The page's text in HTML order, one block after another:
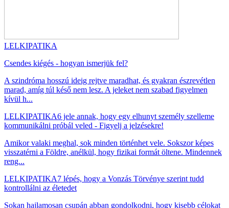
LELKIPATIKA
Csendes kiégés - hogyan ismerjük fel?
A szindróma hosszú ideig rejtve maradhat, és gyakran észrevétlen
marad, amíg túl késő nem lesz. A jeleket nem szabad figyelmen
kívül h...
LELKIPATIKA6 jele annak, hogy egy elhunyt személy szelleme
kommunikálni próbál veled - Figyelj a jelzésekre!
Amikor valaki meghal, sok minden történhet vele. Sokszor képes
visszatérni a Földre, anélkül, hogy fizikai formát öltene. Mindennek
reng...
LELKIPATIKA7 lépés, hogy a Vonzás Törvénye szerint tudd
kontrollálni az életedet
Sokan hajlamosan csupán abban gondolkodni, hogy kisebb célokat